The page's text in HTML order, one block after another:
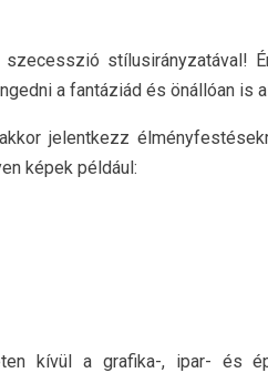
stílusirányzatával!
a fantáziád és önállóan is
jelentkezz
képek például:
kívül a grafika-, ipar- és